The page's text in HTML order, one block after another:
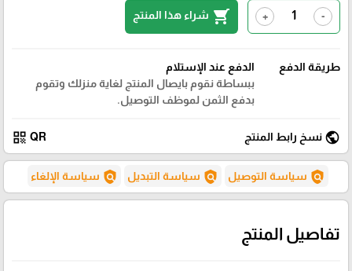
-
+
shopping_cart شراء هذا المنتج
طريقة الدفع
الدفع عند الإستلام
ببساطة نقوم بايصال المنتج لغاية منزلك وتقوم
بدفع الثمن لموظف التوصيل.
public نسخ رابط المنتج QR
qr_code
policy سياسة التوصيل policy سياسة التبديل policy سياسة الإلغاء
تفاصيل المنتج